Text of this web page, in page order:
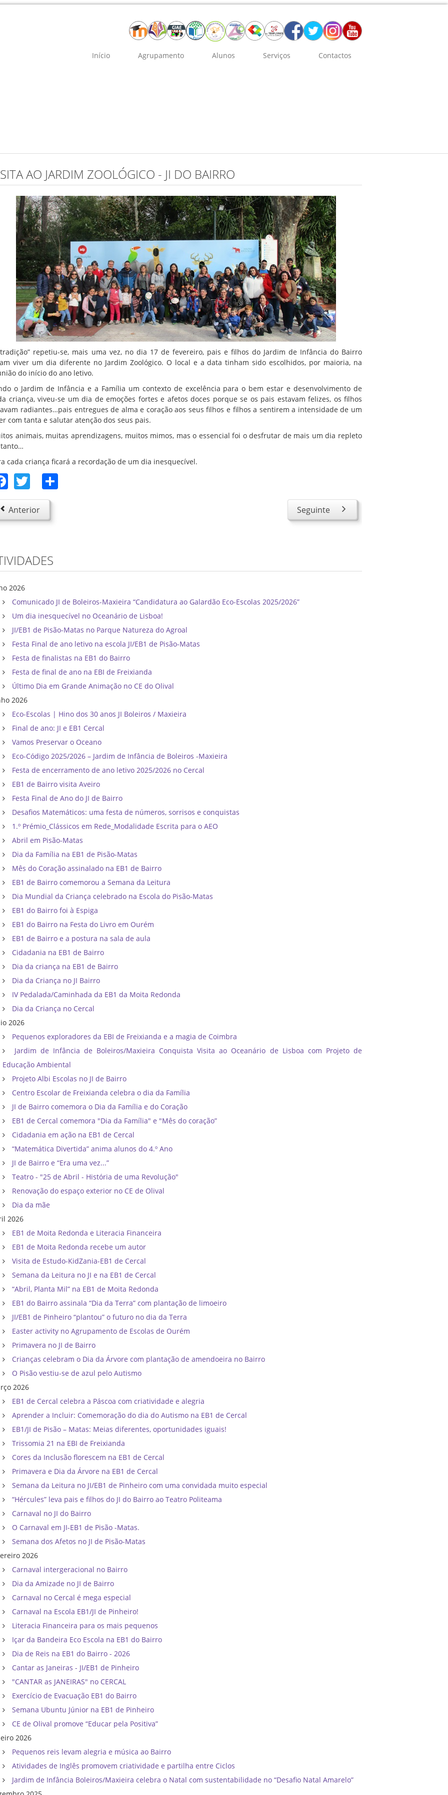
Início Agrupamento Alunos Serviços Contactos
AO JARDIM ZOOLÓGICO - JI DO BAIRRO
repetiu-se, mais uma vez, no dia 17 de fevereiro, pais e filhos do Jardim de Infância do Bairro
viver um dia diferente no Jardim Zoológico. O local e a data tinham sido escolhidos, por maioria, na
do início do ano letivo.
o Jardim de Infância e a Família um contexto de excelência para o bem estar e desenvolvimento de
criança, viveu-se um dia de emoções fortes e afetos doces porque se os pais estavam felizes, os filhos
radiantes…pais entregues de alma e coração aos seus filhos e filhos a sentirem a intensidade de um
com tanta e salutar atenção dos seus pais.
animais, muitas aprendizagens, muitos mimos, mas o essencial foi o desfrutar de mais um dia repleto
cada criança ficará a recordação de um dia inesquecível.
Facebook
Twitter
Anterior Seguinte
2026
Comunicado JI de Boleiros-Maxieira “Candidatura ao Galardão Eco-Escolas 2025/2026”
Um dia inesquecível no Oceanário de Lisboa!
JI/EB1 de Pisão-Matas no Parque Natureza do Agroal
Festa Final de ano letivo na escola JI/EB1 de Pisão-Matas
Festa de finalistas na EB1 do Bairro
Festa de final de ano na EBI de Freixianda
Último Dia em Grande Animação no CE do Olival
2026
Eco-Escolas | Hino dos 30 anos JI Boleiros / Maxieira
Final de ano: JI e EB1 Cercal
Vamos Preservar o Oceano
Eco-Código 2025/2026 – Jardim de Infância de Boleiros -Maxieira
Festa de encerramento de ano letivo 2025/2026 no Cercal
EB1 de Bairro visita Aveiro
Festa Final de Ano do JI de Bairro
Desafios Matemáticos: uma festa de números, sorrisos e conquistas
1.º Prémio_Clássicos em Rede_Modalidade Escrita para o AEO
Abril em Pisão-Matas
Dia da Família na EB1 de Pisão-Matas
Mês do Coração assinalado na EB1 de Bairro
EB1 de Bairro comemorou a Semana da Leitura
Dia Mundial da Criança celebrado na Escola do Pisão-Matas
EB1 do Bairro foi à Espiga
EB1 do Bairro na Festa do Livro em Ourém
EB1 de Bairro e a postura na sala de aula
Cidadania na EB1 de Bairro
Dia da criança na EB1 de Bairro
Dia da Criança no JI Bairro
IV Pedalada/Caminhada da EB1 da Moita Redonda
Dia da Criança no Cercal
2026
Pequenos exploradores da EBI de Freixianda e a magia de Coimbra
Jardim de Infância de Boleiros/Maxieira Conquista Visita ao Oceanário de Lisboa com Projeto de
Educação Ambiental
Projeto Albi Escolas no JI de Bairro
Centro Escolar de Freixianda celebra o dia da Família
JI de Bairro comemora o Dia da Família e do Coração
EB1 de Cercal comemora "Dia da Família" e "Mês do coração”
Cidadania em ação na EB1 de Cercal
“Matemática Divertida” anima alunos do 4.º Ano
JI de Bairro e “Era uma vez...”
Teatro - "25 de Abril - História de uma Revolução"
Renovação do espaço exterior no CE de Olival
Dia da mãe
2026
EB1 de Moita Redonda e Literacia Financeira
EB1 de Moita Redonda recebe um autor
Visita de Estudo-KidZania-EB1 de Cercal
Semana da Leitura no JI e na EB1 de Cercal
“Abril, Planta Mil” na EB1 de Moita Redonda
EB1 do Bairro assinala “Dia da Terra” com plantação de limoeiro
JI/EB1 de Pinheiro “plantou” o futuro no dia da Terra
Easter activity no Agrupamento de Escolas de Ourém
Primavera no JI de Bairro
Crianças celebram o Dia da Árvore com plantação de amendoeira no Bairro
O Pisão vestiu-se de azul pelo Autismo
2026
EB1 de Cercal celebra a Páscoa com criatividade e alegria
Aprender a Incluir: Comemoração do dia do Autismo na EB1 de Cercal
EB1/JI de Pisão – Matas: Meias diferentes, oportunidades iguais!
Trissomia 21 na EBI de Freixianda
Cores da Inclusão florescem na EB1 de Cercal
Primavera e Dia da Árvore na EB1 de Cercal
Semana da Leitura no JI/EB1 de Pinheiro com uma convidada muito especial
“Hércules” leva pais e filhos do JI do Bairro ao Teatro Politeama
Carnaval no JI do Bairro
O Carnaval em JI-EB1 de Pisão -Matas.
Semana dos Afetos no JI de Pisão-Matas
2026
Carnaval intergeracional no Bairro
Dia da Amizade no JI de Bairro
Carnaval no Cercal é mega especial
Carnaval na Escola EB1/JI de Pinheiro!
Literacia Financeira para os mais pequenos
Içar da Bandeira Eco Escola na EB1 do Bairro
Dia de Reis na EB1 do Bairro - 2026
Cantar as Janeiras - JI/EB1 de Pinheiro
"CANTAR as JANEIRAS" no CERCAL
Exercício de Evacuação EB1 do Bairro
Semana Ubuntu Júnior na EB1 de Pinheiro
CE de Olival promove “Educar pela Positiva”
2026
Pequenos reis levam alegria e música ao Bairro
Atividades de Inglês promovem criatividade e partilha entre Ciclos
Jardim de Infância Boleiros/Maxieira celebra o Natal com sustentabilidade no “Desafio Natal Amarelo”